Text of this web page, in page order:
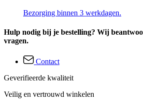
Bezorging binnen 3 werkdagen.
Hulp nodig bij je bestelling? Wij
vragen.
Contact
Geverifieerde kwaliteit
Veilig en vertrouwd winkelen